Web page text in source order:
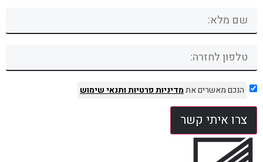
הנכם מאשרים אתמדיניות פרטיותותנאי שימוש
צרו איתי קשר